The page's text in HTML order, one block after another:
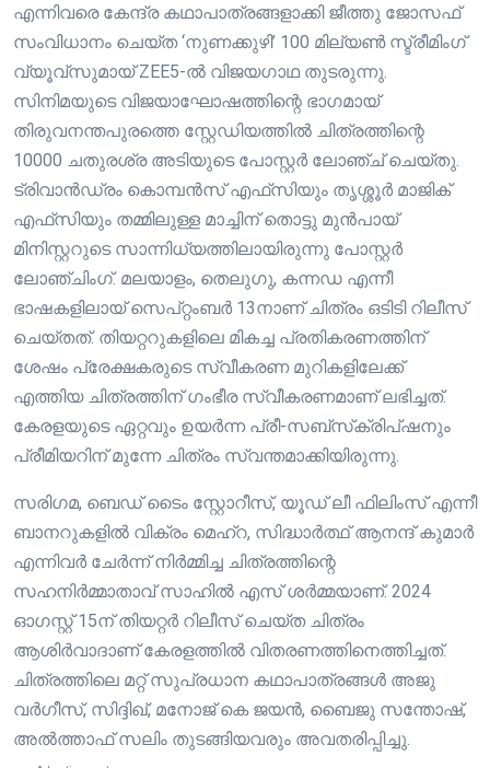
എന്നിവരെ കേന്ദ്ര കഥാപാത്രങ്ങളാക്കി ജീത്തു ജോസഫ്
സംവിധാനം ചെയ്ത ‘നുണക്കുഴി’ 100 മില്യൺ സ്ട്രീമിം​ഗ്
വ്യൂവ്സുമായ് ZEE5-ൽ വിജയ​ഗാഥ തുടരുന്നു.
സിനിമയുടെ വിജയാഘോഷത്തിന്റെ ഭാ​ഗമായ്
തിരുവനന്തപുരത്തെ സ്റ്റേഡിയത്തിൽ ചിത്രത്തിന്റെ
10000 ചതുരശ്ര അടിയുടെ പോസ്റ്റർ ലോഞ്ച് ചെയ്തു.
ട്രിവാൻഡ്രം കൊമ്പൻസ് എഫ്‌സിയും തൃശ്ശൂർ മാജിക്
എഫ്‌സിയും തമ്മിലുള്ള മാച്ചിന് തൊട്ടു മുൻപായ്
മിനിസ്റ്ററുടെ സാന്നിധ്യത്തിലായിരുന്നു പോസ്റ്റർ
ലോഞ്ചിം​ഗ്. മലയാളം, തെലുഗു, കന്നഡ എന്നീ
ഭാഷകളിലായ് സെപ്റ്റംബർ 13നാണ് ചിത്രം ഒടിടി റിലീസ്
ചെയ്തത്. തിയറ്ററുകളിലെ മികച്ച പ്രതികരണത്തിന്
ശേഷം പ്രേക്ഷകരുടെ സ്വീകരണ മുറികളിലേക്ക്
എത്തിയ ചിത്രത്തിന് ​ഗംഭീര സ്വീകരണമാണ് ലഭിച്ചത്.
കേരളയുടെ ഏറ്റവും ഉയർന്ന പ്രീ-സബ്‌സ്‌ക്രിപ്‌ഷനും
പ്രീമിയറിന് മുന്നേ ചിത്രം സ്വന്തമാക്കിയിരുന്നു.
സരിഗമ, ബെഡ് ടൈം സ്റ്റോറീസ്, യൂഡ് ലീ ഫിലിംസ് എന്നീ
ബാനറുകളിൽ വിക്രം മെഹ്‌റ, സിദ്ധാർത്ഥ് ആനന്ദ് കുമാർ
എന്നിവർ ചേർന്ന് നിർമ്മിച്ച ചിത്രത്തിന്റെ
സഹനിർമ്മാതാവ് സാഹിൽ എസ് ശർമ്മയാണ്. 2024
ഓഗസ്റ്റ് 15ന് തിയറ്റർ റിലീസ് ചെയ്ത ചിത്രം
ആശിർവാദാണ് കേരളത്തിൽ വിതരണത്തിനെത്തിച്ചത്.
ചിത്രത്തിലെ മറ്റ് സുപ്രധാന കഥാപാത്രങ്ങൾ അജു
വർഗീസ്, സിദ്ദിഖ്, മനോജ് കെ ജയൻ, ബൈജു സന്തോഷ്‌,
അൽത്താഫ് സലിം തുടങ്ങിയവരും അവതരിപ്പിച്ചു.